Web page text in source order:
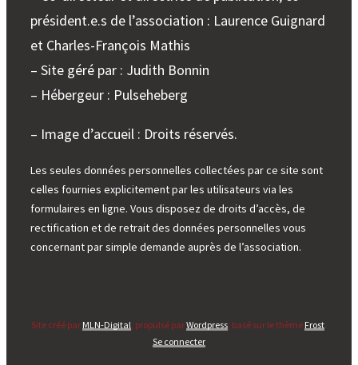
président.e.s de l’association : Laurence Guignard
et Charles-François Mathis
– Site géré par : Judith Bonnin
– Hébergeur : Pulseheberg
– Image d’accueil : Droits réservés.
Les seules données personnelles collectées par ce site sont
celles fournies explicitement par les utilisateurs via les
formulaires en ligne. Vous disposez de droits d’accès, de
rectification et de retrait des données personnelles vous
concernant par simple demande auprès de l’association.
Site créé par MLN-Digital , propulsé parWordpress , basé sur le thème Frost.
Se connecter